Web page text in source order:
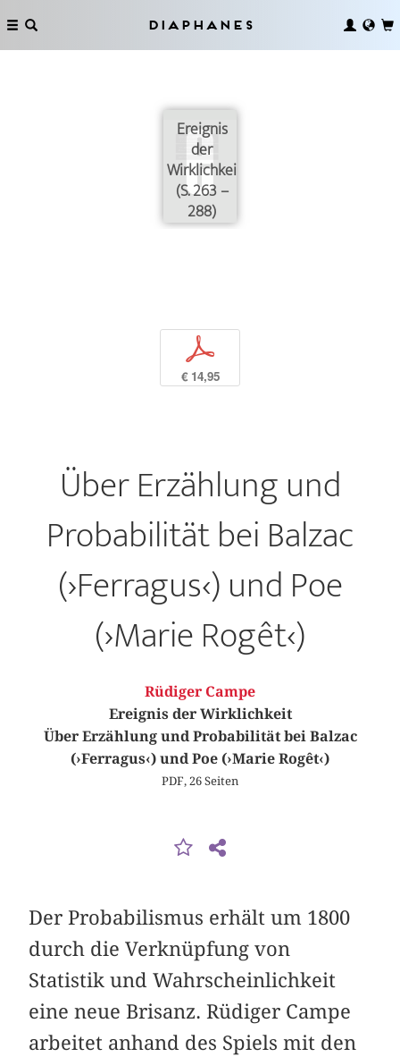
Diaphanes
Ereignis
der
Wirklichkeit
(S. 263 –
288)
p
€ 14,95
Über Erzählung und
Probabilität bei Balzac
(›Ferragus‹) und Poe
(›Marie Rogêt‹)
Rüdiger Campe
Ereignis der Wirklichkeit
Über Erzählung und Probabilität bei Balzac
(›Ferragus‹) und Poe (›Marie Rogêt‹)
PDF, 26 Seiten
Der Probabilismus erhält um 1800
durch die Verknüpfung von
Statistik und Wahrscheinlichkeit
eine neue Brisanz. Rüdiger Campe
arbeitet anhand des Spiels mit den